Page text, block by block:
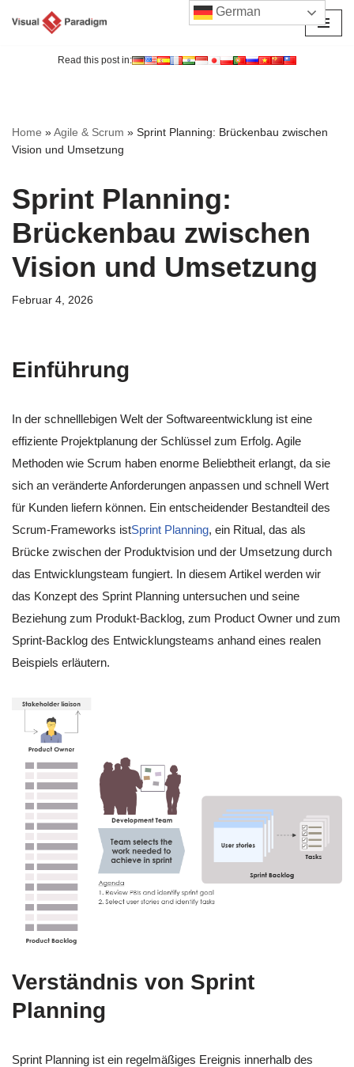
Read this post in:
Home »Agile & Scrum » Sprint Planning: Brückenbau zwischen
Vision und Umsetzung
Sprint Planning:
Brückenbau zwischen
Vision und Umsetzung
Februar 4, 2026
Einführung
In der schnelllebigen Welt der Softwareentwicklung ist eine
effiziente Projektplanung der Schlüssel zum Erfolg. Agile
Methoden wie Scrum haben enorme Beliebtheit erlangt, da sie
sich an veränderte Anforderungen anpassen und schnell Wert
für Kunden liefern können. Ein entscheidender Bestandteil des
Scrum-Frameworks istSprint Planning, ein Ritual, das als
Brücke zwischen der Produktvision und der Umsetzung durch
das Entwicklungsteam fungiert. In diesem Artikel werden wir
das Konzept des Sprint Planning untersuchen und seine
Beziehung zum Produkt-Backlog, zum Product Owner und zum
Sprint-Backlog des Entwicklungsteams anhand eines realen
Beispiels erläutern.
Verständnis von Sprint
Planning
Sprint Planning ist ein regelmäßiges Ereignis innerhalb des
German